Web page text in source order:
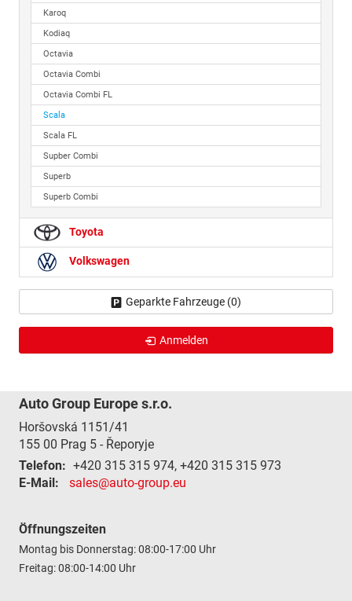
Karoq
Kodiaq
Octavia
Octavia Combi
Octavia Combi FL
Scala
Scala FL
Supber Combi
Superb
Superb Combi
Toyota
Volkswagen
Geparkte Fahrzeuge (0)
Anmelden
Auto Group Europe s.r.o.
Horšovská 1151/41
155 00 Prag 5 - Řeporyje
Telefon: +420 315 315 974, +420 315 315 973
E-Mail:
sales@auto-group.eu
Öffnungszeiten
Montag bis Donnerstag: 08:00-17:00 Uhr
Freitag: 08:00-14:00 Uhr